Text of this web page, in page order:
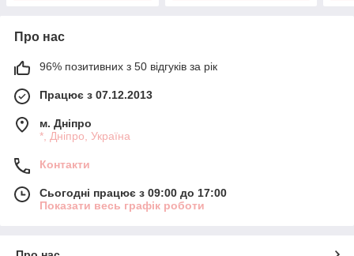
Про нас
96% позитивних з 50 відгуків за рік
Працює з 07.12.2013
м. Дніпро
*, Дніпро, Україна
Контакти
Сьогодні працює з 09:00 до 17:00
Показати весь графік роботи